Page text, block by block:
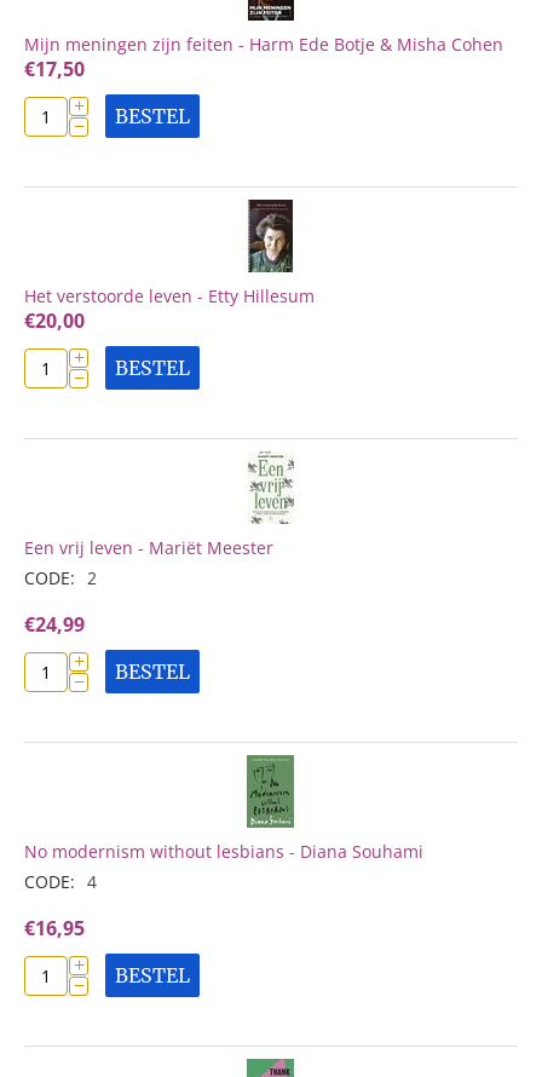
Mijn meningen zijn feiten - Harm Ede Botje & Misha Cohen
€17,50
+
− BESTEL
Het verstoorde leven - Etty Hillesum
€20,00
+
− BESTEL
Een vrij leven - Mariët Meester
CODE: 2
€24,99
+
− BESTEL
No modernism without lesbians - Diana Souhami
CODE: 4
€16,95
+
− BESTEL